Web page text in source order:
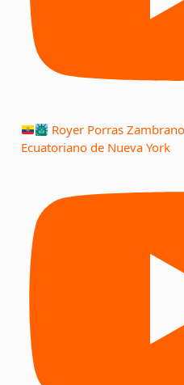
Royer Porras
Ecuatoriano de Nueva York